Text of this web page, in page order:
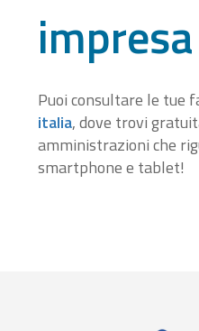
Puoi consultare le tue
italia, dove trovi
amministrazioni che
smartphone e tablet!